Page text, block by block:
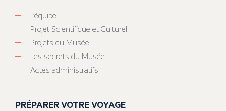
L’équipe
Projet Scientifique et Culturel
Projets du Musée
Les secrets du Musée
Actes administratifs
PRÉPARER VOTRE VOYAGE